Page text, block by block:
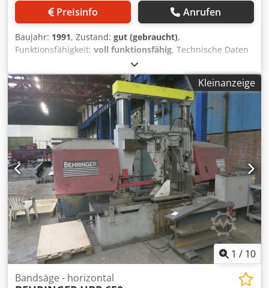
Preisinfo Anrufen
Baujahr: 1991, Zustand: gut (gebraucht),
Funktionsfähigkeit: voll funktionsfähig, Technische Daten
Schnitthöhe: 1310 mm Schwanenhals: 1560 mm Cjdpfxjv
Tzqfs Aiverf Schnittlänge: 6000mm Sägemotorleistung: 7,5
kW Tischkapazität: 80 Tonnen
Kleinanzeige
1 / 10
Bandsäge - horizontal